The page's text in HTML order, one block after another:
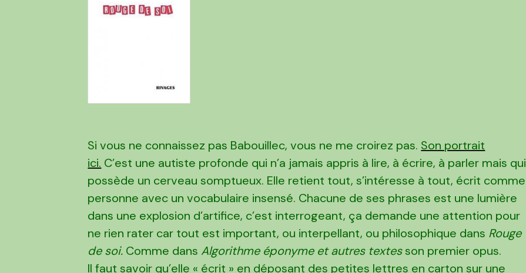
Si vous ne connaissez pas Babouillec, vous ne me croirez pas. Son portrait
ici. C’est une autiste profonde qui n’a jamais appris à lire, à écrire, à parler mais qui
possède un cerveau somptueux. Elle retient tout, s’intéresse à tout, écrit comme
personne avec un vocabulaire insensé. Chacune de ses phrases est une lumière
dans une explosion d’artifice, c’est interrogeant, ça demande une attention pour
ne rien rater car tout est important, ou interpellant, ou philosophique dans Rouge
de soi. Comme dansAlgorithme éponyme et autres textesson premier opus.
Il faut savoir qu’elle « écrit » en déposant des petites lettres en carton sur une